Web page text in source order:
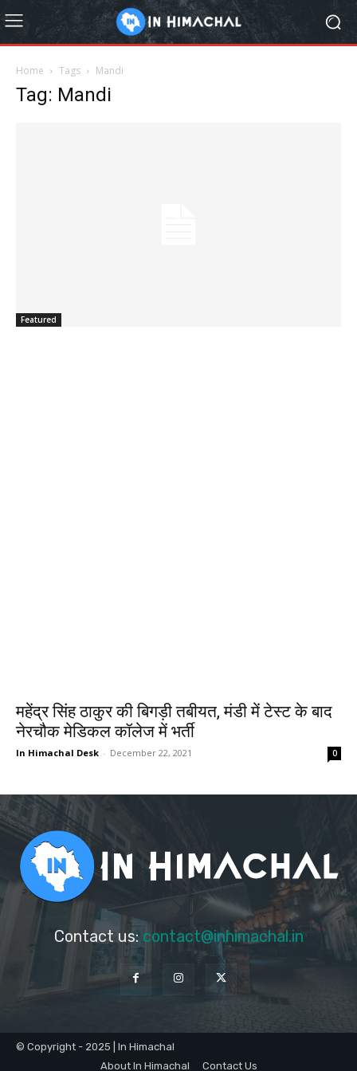
Home Tags Mandi
Tag: Mandi
Featured
महेंद्र सिंह ठाकुर की बिगड़ी तबीयत, मंडी में टेस्ट के बाद
नेरचौक मेडिकल कॉलेज में भर्ती
In Himachal Desk - December 22, 2021 0
Contact us: contact@inhimachal.in
© Copyright - 2025 | In Himachal
About In Himachal
Contact Us